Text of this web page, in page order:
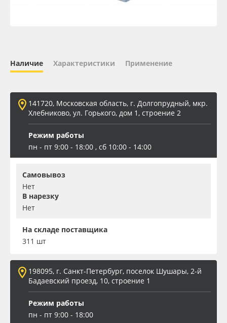
Плёнка монтажная Oratape
ПЭТ листовой
Вспененный ПВХ
Баннер
Заготовки для сувениров
Наличие Характеристики Применение
141720, Московская область, г. Долгопрудный, мкр.
Хлебниково, ул. Горького, дом 1, строение 2
Режим работы
пн - пт 9:00 - 18:00 , сб 10:00 - 14:00
Самовывоз
Нет
В нарезку
Нет
На складе поставщика
311 шт
198095, г. Санкт-Петербург, поселок Шушары, 2-й
Бадаевский проезд, 10, строение 1
Режим работы
пн - пт 9:00 - 18:00